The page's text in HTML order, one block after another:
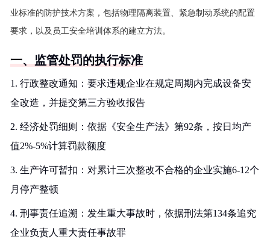
业标准的防护技术方案，包括物理隔离装置、紧急制动系统的配置
要求，以及员工安全培训体系的建立方法。
一、监管处罚的执行标准
1. 行政整改通知：要求违规企业在规定周期内完成设备安
全改造，并提交第三方验收报告
2. 经济处罚细则：依据《安全生产法》第92条，按日均产
值2%-5%计算罚款额度
3. 生产许可暂扣：对累计三次整改不合格的企业实施6-12个
月停产整顿
4. 刑事责任追溯：发生重大事故时，依据刑法第134条追究
企业负责人重大责任事故罪